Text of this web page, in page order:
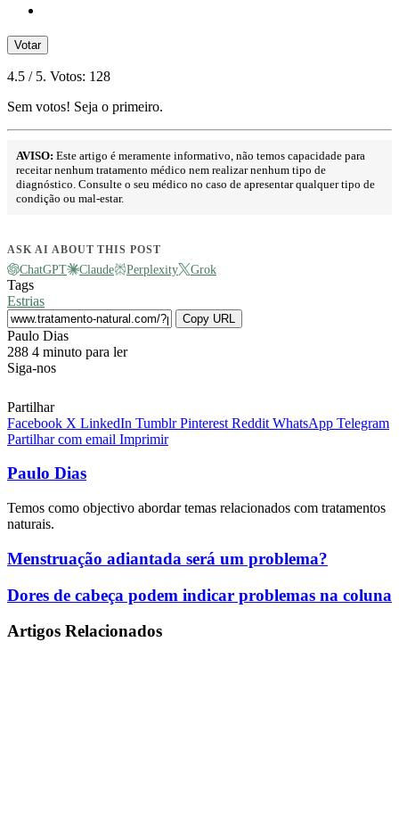
Votar
4.5 / 5. Votos: 128
Sem votos! Seja o primeiro.
AVISO: Este artigo é meramente informativo, não temos capacidade para
receitar nenhum tratamento médico nem realizar nenhum tipo de
diagnóstico. Consulte o seu médico no caso de apresentar qualquer tipo de
condição ou mal-estar.
ASK AI ABOUT THIS POST
ChatGPT Claude Perplexity Grok
Tags
Estrias
Copy URL
Paulo DiasSend
an
288 4 minuto para ler
Siga-nos
Partilhar
Facebook X LinkedIn Tumblr Pinterest Reddit WhatsApp Telegram
Partilhar com email Imprimir
Paulo Dias
Temos como objectivo abordar temas relacionados com tratamentos
naturais.
Menstruação
será
um
Menstruação adiantada será um problema?
Dores
cabeça
podem
Dores de cabeça podem indicar problemas na coluna
Artigos Relacionados